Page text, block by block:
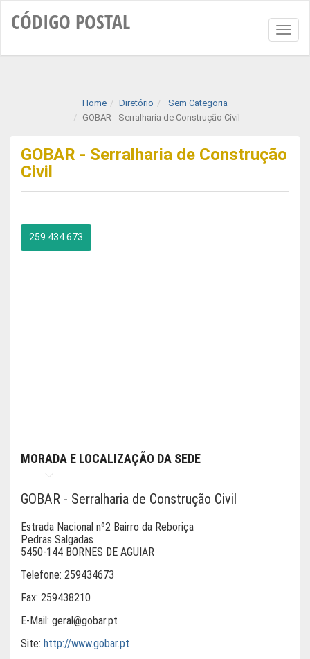
CÓDIGO POSTAL
Home Diretório
Sem Categoria
GOBAR - Serralharia de Construção Civil
GOBAR - Serralharia de Construção
Civil
259 434 673
MORADA E LOCALIZAÇÃO DA SEDE
GOBAR - Serralharia de Construção Civil
Estrada Nacional nº2 Bairro da Reboriça
Pedras Salgadas
5450-144 BORNES DE AGUIAR
Telefone: 259434673
Fax: 259438210
E-Mail: geral@gobar.pt
Site: http://www.gobar.pt